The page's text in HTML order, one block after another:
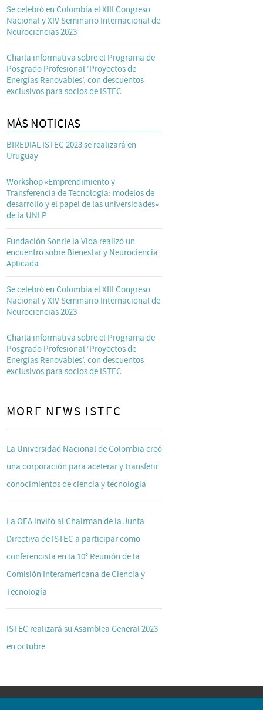
Se celebró en Colombia el XIII Congreso
Nacional y XIV Seminario Internacional de
Neurociencias 2023
Charla informativa sobre el Programa de
Posgrado Profesional ‘Proyectos de
Energías Renovables’, con descuentos
exclusivos para socios de ISTEC
MÁS NOTICIAS
BIREDIAL ISTEC 2023 se realizará en
Uruguay
Workshop «Emprendimiento y
Transferencia de Tecnología: modelos de
desarrollo y el papel de las universidades»
de la UNLP
Fundación Sonríe la Vida realizó un
encuentro sobre Bienestar y Neurociencia
Aplicada
Se celebró en Colombia el XIII Congreso
Nacional y XIV Seminario Internacional de
Neurociencias 2023
Charla informativa sobre el Programa de
Posgrado Profesional ‘Proyectos de
Energías Renovables’, con descuentos
exclusivos para socios de ISTEC
MORE NEWS ISTEC
La Universidad Nacional de Colombia creó
una corporación para acelerar y transferir
conocimientos de ciencia y tecnología
La OEA invitó al Chairman de la Junta
Directiva de ISTEC a participar como
conferencista en la 10° Reunión de la
Comisión Interamericana de Ciencia y
Tecnología
ISTEC realizará su Asamblea General 2023
en octubre